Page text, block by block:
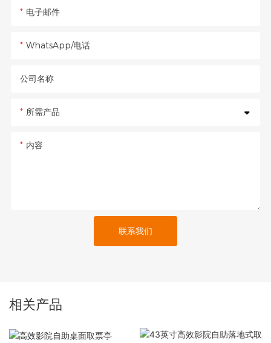
电子邮件
WhatsApp/电话
公司名称
所需产品
内容
联系我们
相关产品